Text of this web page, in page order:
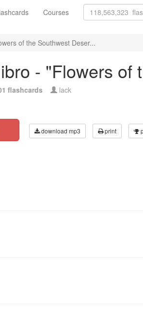
Courses
of the Southwest Deser...
- "Flowers of
flashcards lack
download mp3 print